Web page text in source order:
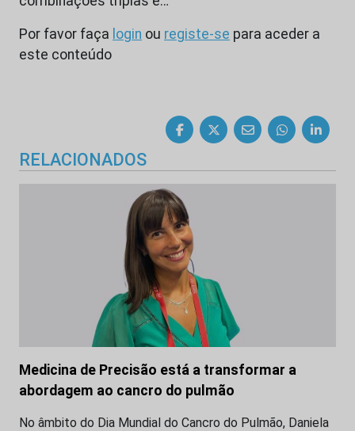
Por favor faça login ou registe-se para aceder a
este conteúdo
RELACIONADOS
Medicina de Precisão está a transformar a
abordagem ao cancro do pulmão
No âmbito do Dia Mundial do Cancro do Pulmão, Daniela